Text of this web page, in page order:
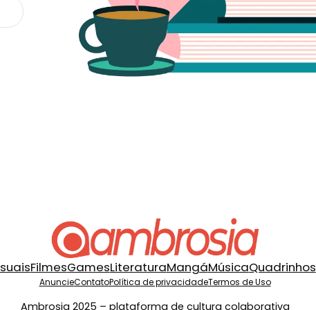
FilmesGamesLiteraturaMangáMúsicaQuadrinhos
AnuncieContatoPolítica de privacidadeTermos de Uso
Ambrosia 2025 – plataforma de cultura colaborativa